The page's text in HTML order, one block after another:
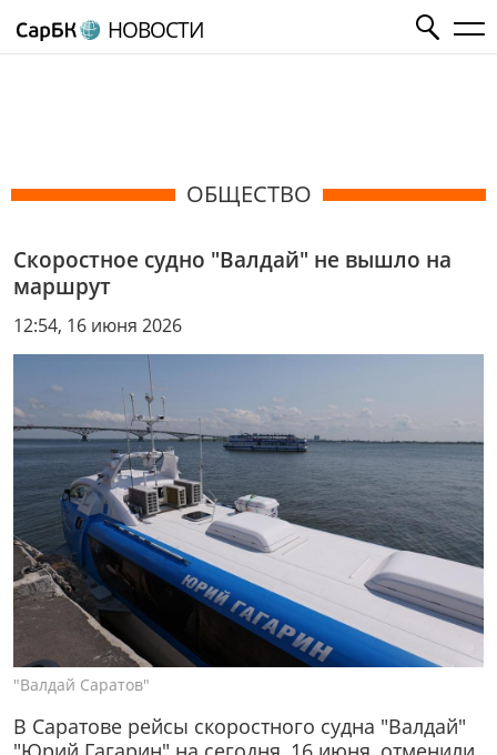
НОВОСТИ
ОБЩЕСТВО
Скоростное судно "Валдай" не вышло на
маршрут
12:54, 16 июня 2026
"Валдай Саратов"
В Саратове рейсы скоростного судна "Валдай"